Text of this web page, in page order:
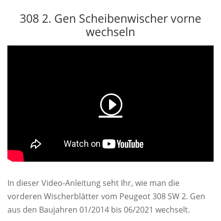
308 2. Gen Scheibenwischer vorne
wechseln
In dieser Video-Anleitung seht Ihr, wie man die
vorderen Wischerblätter vom Peugeot 308 SW 2. Gen
aus den Baujahren 01/2014 bis 06/2021 wechselt.